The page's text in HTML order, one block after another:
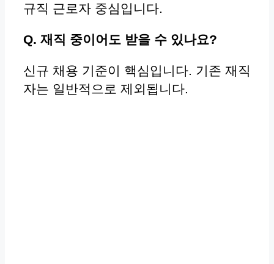
규직 근로자 중심입니다.
Q. 재직 중이어도 받을 수 있나요?
신규 채용 기준이 핵심입니다. 기존 재직
자는 일반적으로 제외됩니다.